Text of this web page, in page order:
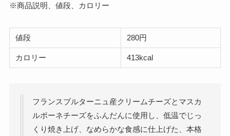
※商品説明、値段、カロリー
値段 280円
カロリー 413kcal
フランスブルターニュ産クリームチーズとマスカ
ルポーネチーズをふんだんに使用し、低温でじっ
くり焼き上げ、なめらかな食感に仕上げた、本格